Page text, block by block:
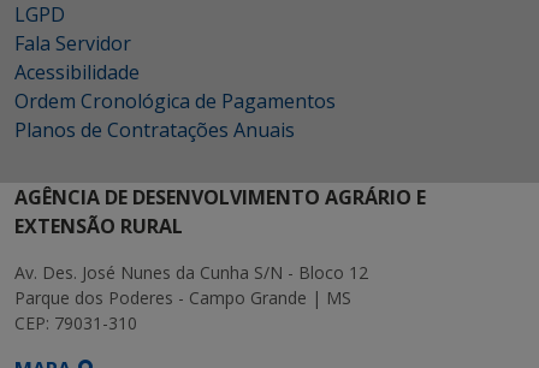
LGPD
Fala Servidor
Acessibilidade
Ordem Cronológica de Pagamentos
Planos de Contratações Anuais
AGÊNCIA DE DESENVOLVIMENTO AGRÁRIO E
EXTENSÃO RURAL
Av. Des. José Nunes da Cunha S/N - Bloco 12
Parque dos Poderes - Campo Grande | MS
CEP: 79031-310